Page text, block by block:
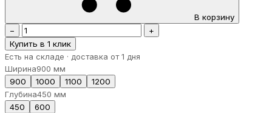
В корзину
−
+
Купить в 1 клик
Есть на складе · доставка от 1 дня
Ширина900 мм
900
1000 1100
1200
Глубина450 мм
450
600